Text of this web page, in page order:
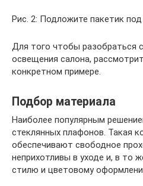
Рис. 2: Подложите пакетик
Для того чтобы разобраться
освещения салона,
конкретном примере.
Подбор материала
Наиболее популярным
стеклянных плафонов. Такая
обеспечивают свободное
неприхотливы в уходе и, в то
стилю и цветовому